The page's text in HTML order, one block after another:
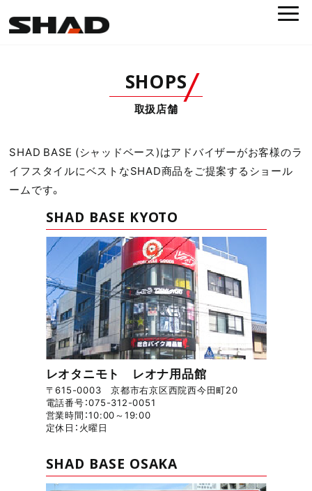
SHOPS
取扱店舗
SHAD BASE (シャッドベース)はアドバイザーがお客様のラ
イフスタイルにベストなSHAD商品をご提案するショール
ームです。
SHAD BASE KYOTO
レオタニモト レオナ用品館
〒615-0003 京都市右京区西院西今田町20
電話番号：075-312-0051
営業時間：10:00～19:00
定休日：火曜日
SHAD BASE OSAKA